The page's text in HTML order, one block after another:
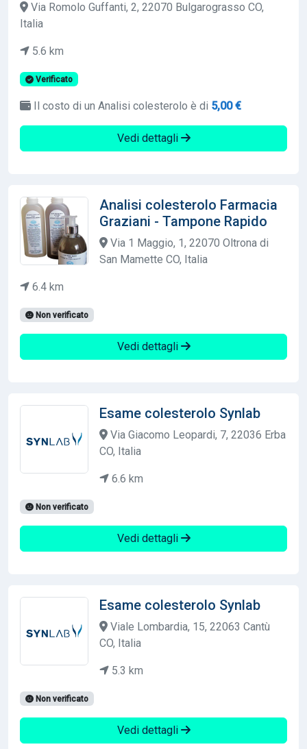
Via Romolo Guffanti, 2, 22070 Bulgarograsso CO,
Italia
5.6 km
Verificato
Il costo di un Analisi colesterolo è di 5,00 €
Vedi dettagli
Analisi colesterolo Farmacia
Graziani - Tampone Rapido
Via 1 Maggio, 1, 22070 Oltrona di
San Mamette CO, Italia
6.4 km
Non verificato
Vedi dettagli
Esame colesterolo Synlab
Via Giacomo Leopardi, 7, 22036 Erba
CO, Italia
6.6 km
Non verificato
Vedi dettagli
Esame colesterolo Synlab
Viale Lombardia, 15, 22063 Cantù
CO, Italia
5.3 km
Non verificato
Vedi dettagli